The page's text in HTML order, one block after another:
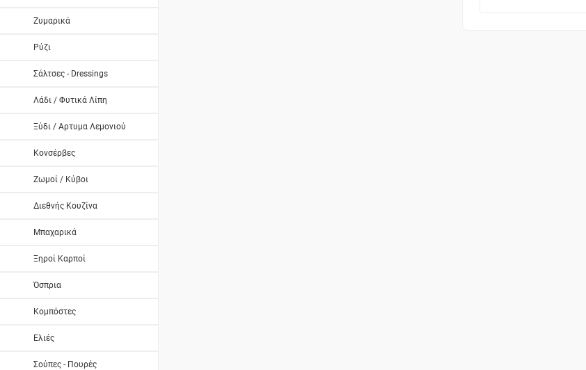
Ζυμαρικά
Ρύζι
Σάλτσες - Dressings
Λάδι / Φυτικά Λίπη
Ξύδι / Αρτυμα Λεμονιού
Κονσέρβες
Ζωμοί / Κύβοι
Διεθνής Κουζίνα
Μπαχαρικά
Ξηροί Καρποί
Όσπρια
Κομπόστες
Ελιές
Σούπες - Πουρές